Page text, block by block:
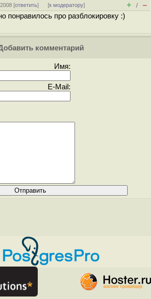
[ответить] [к модератору] + / –
понравилось про разблокировку :)
комментарий
Имя:
E-Mail: